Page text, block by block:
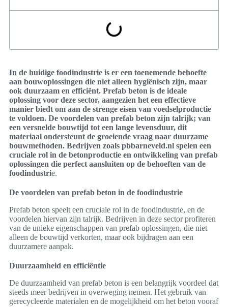
In de huidige foodindustrie is er een toenemende behoefte
aan bouwoplossingen die niet alleen hygiënisch zijn, maar
ook duurzaam en efficiënt. Prefab beton is de ideale
oplossing voor deze sector, aangezien het een effectieve
manier biedt om aan de strenge eisen van voedselproductie
te voldoen. De voordelen van prefab beton zijn talrijk; van
een versnelde bouwtijd tot een lange levensduur, dit
materiaal ondersteunt de groeiende vraag naar duurzame
bouwmethoden. Bedrijven zoals pbbarneveld.nl spelen een
cruciale rol in de betonproductie en ontwikkeling van prefab
oplossingen die perfect aansluiten op de behoeften van de
foodindustrie.
De voordelen van prefab beton in de foodindustrie
Prefab beton speelt een cruciale rol in de foodindustrie, en de
voordelen hiervan zijn talrijk. Bedrijven in deze sector profiteren
van de unieke eigenschappen van prefab oplossingen, die niet
alleen de bouwtijd verkorten, maar ook bijdragen aan een
duurzamere aanpak.
Duurzaamheid en efficiëntie
De duurzaamheid van prefab beton is een belangrijk voordeel dat
steeds meer bedrijven in overweging nemen. Het gebruik van
gerecycleerde materialen en de mogelijkheid om het beton vooraf